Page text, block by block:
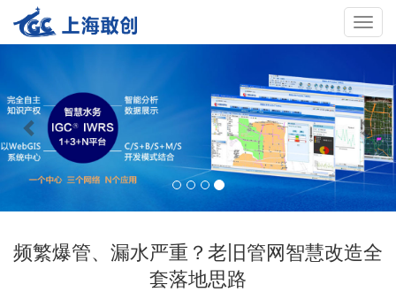
Toggle
频繁爆管、漏水严重？老旧管网智慧改造全
套落地思路